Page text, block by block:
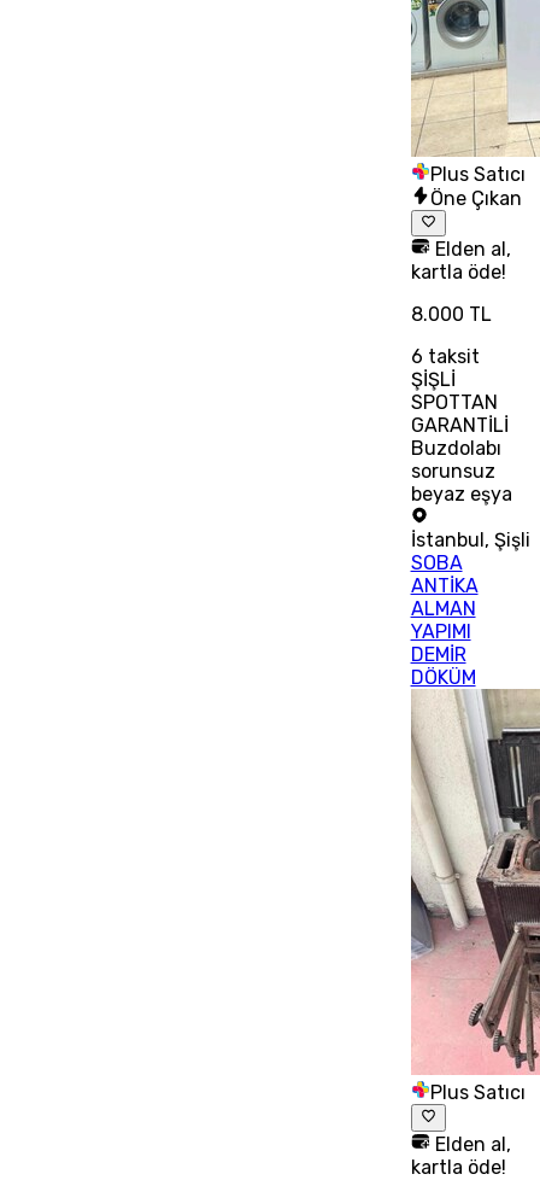
Plus Satıcı
Öne Çıkan
Elden al,
kartla öde!
8.000 TL
6 taksit
ŞİŞLİ
SPOTTAN
GARANTİLİ
Buzdolabı
sorunsuz
beyaz eşya
İstanbul , Şişli
SOBA
ANTİKA
ALMAN
YAPIMI
DEMİR
DÖKÜM
Plus Satıcı
Elden al,
kartla öde!